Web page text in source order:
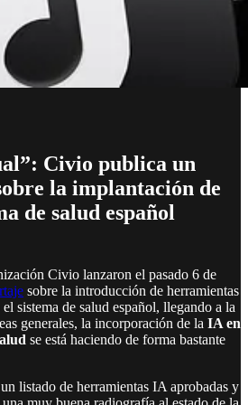
Civio publica un
la implantación de
de salud español
Civio lanzaron el pasado 6 de
sobre la introducción de herramientas
sistema de salud español, llegando a la
generales, la incorporación de la IA en
se está haciendo de forma bastante
listado de herramientas IA aprobadas y